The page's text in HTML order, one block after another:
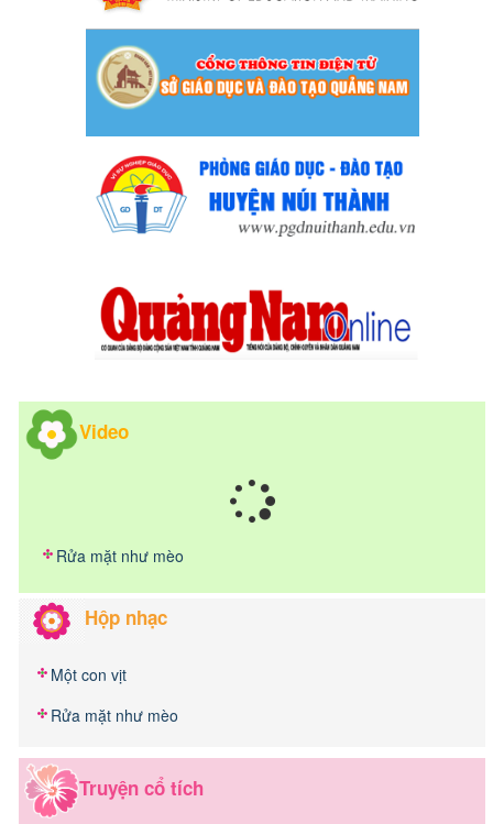
Video
Rửa mặt như mèo
Hộp nhạc
Một con vịt
Rửa mặt như mèo
Truyện cổ tích